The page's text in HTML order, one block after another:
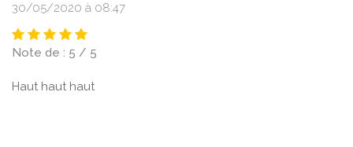
30/05/2020 à 08:47
Note de : 5 / 5
Haut haut haut